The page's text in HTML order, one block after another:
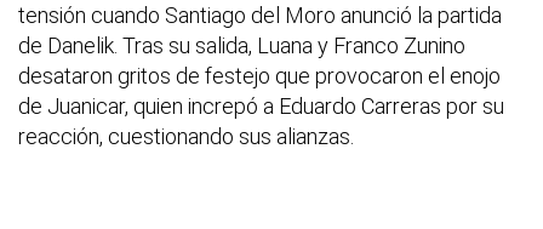
tensión cuando Santiago del Moro anunció la partida
de Danelik. Tras su salida, Luana y Franco Zunino
desataron gritos de festejo que provocaron el enojo
de Juanicar, quien increpó a Eduardo Carreras por su
reacción, cuestionando sus alianzas.